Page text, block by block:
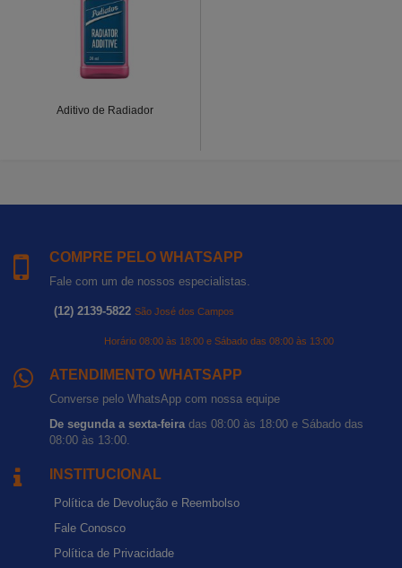
Aditivo de Radiador
COMPRE PELO WHATSAPP
Fale com um de nossos especialistas.
(12) 2139-5822 São José dos Campos
Horário 08:00 às 18:00 e Sábado das 08:00 às 13:00
ATENDIMENTO WHATSAPP
Converse pelo WhatsApp com nossa equipe
De segunda a sexta-feiradas 08:00 às 18:00 e Sábado das
08:00 às 13:00.
INSTITUCIONAL
Política de Devolução e Reembolso
Fale Conosco
Política de Privacidade